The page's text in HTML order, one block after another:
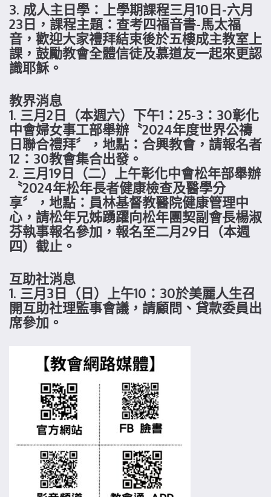
3. 成人主日學：上學期課程三月10日-六月
23日，課程主題：查考四福音書-馬太福
音，歡迎大家禮拜結束後於五樓成主教室上
課，鼓勵教會全體信徒及慕道友一起來更認
識耶穌。
教界消息
1. 三月2日（本週六）下午1：25-3：30彰化
中會婦女事工部舉辦〝2024年度世界公禱
日聯合禮拜〞，地點：合興教會，請報名者
12：30教會集合出發。
2. 三月19日（二）上午彰化中會松年部舉辦
〝2024年松年長者健康檢查及醫學分
享〞，地點：員林基督教醫院健康管理中
心，請松年兄姊踴躍向松年團契副會長楊淑
芬執事報名參加，報名至二月29日（本週
四）截止。
互助社消息
1. 三月3日（日）上午10：30於美麗人生召
開互助社理監事會議，請顧問、貸款委員出
席參加。